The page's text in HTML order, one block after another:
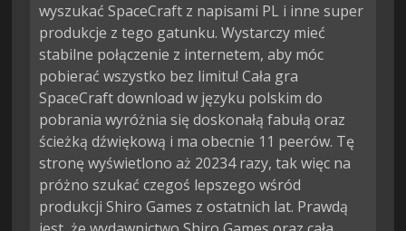
wyszukać SpaceCraft z napisami PL i inne super
produkcje z tego gatunku. Wystarczy mieć
stabilne połączenie z internetem, aby móc
pobierać wszystko bez limitu! Cała gra
SpaceCraft download w języku polskim do
pobrania wyróżnia się doskonałą fabułą oraz
ścieżką dźwiękową i ma obecnie 11 peerów. Tę
stronę wyświetlono aż 20234 razy, tak więc na
próżno szukać czegoś lepszego wśród
produkcji Shiro Games z ostatnich lat. Prawdą